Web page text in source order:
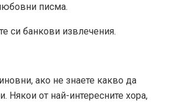
писма.
си банкови извлечения.
ако не знаете какво да
Някои от най-интересните хора,